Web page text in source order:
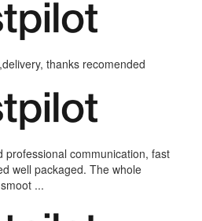
on wyłącznie do wysłania